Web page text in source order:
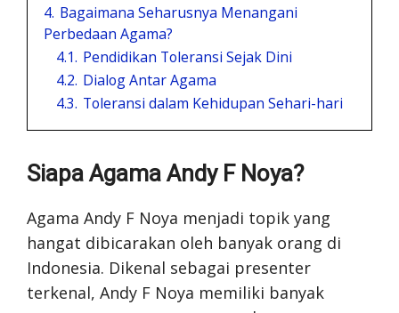
4. Bagaimana Seharusnya Menangani
Perbedaan Agama?
4.1. Pendidikan Toleransi Sejak Dini
4.2. Dialog Antar Agama
4.3. Toleransi dalam Kehidupan Sehari-hari
Siapa Agama Andy F Noya?
Agama Andy F Noya menjadi topik yang
hangat dibicarakan oleh banyak orang di
Indonesia. Dikenal sebagai presenter
terkenal, Andy F Noya memiliki banyak